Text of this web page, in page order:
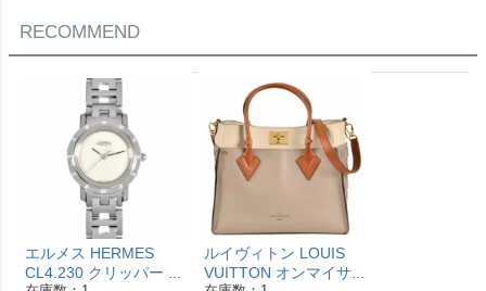
RECOMMEND
エルメス HERMES
CL4.230 クリッパー ナ
ルイヴィトン LOUIS
VUITTON オンマイサ